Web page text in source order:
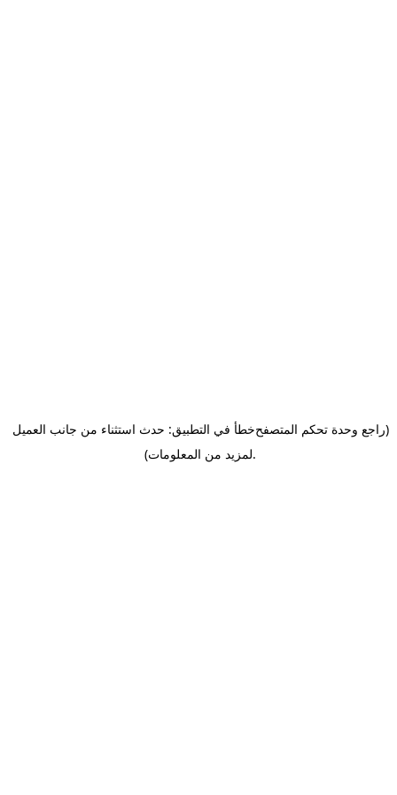
خطأ في التطبيق: حدث استثناء من جانب العميل(راجع وحدة تحكم المتصفح
لمزيد من المعلومات).